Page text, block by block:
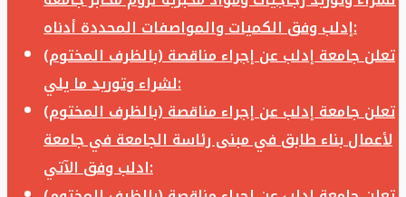
إدلب وفق الكميات والمواصفات المحددة أدناه:
تعلن جامعة إدلب عن إجراء مناقصة (بالظرف المختوم)
لشراء وتوريد ما يلي:
تعلن جامعة إدلب عن إجراء مناقصة (بالظرف المختوم)
لأعمال بناء طابق في مبنى رئاسة الجامعة في جامعة
ادلب وفق الآتي: